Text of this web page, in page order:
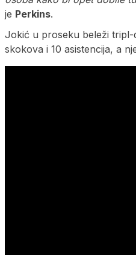
je Perkins.
Jokić u proseku beleži tripl-
skokova i 10 asistencija, a